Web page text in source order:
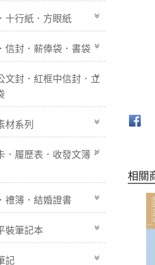
十行紙．方眼紙
信封．薪俸袋．書袋
文封．紅框中信封．立
材系列
．履歷表．收發文簿．
禮簿．結婚證書
裝筆記本
記
相關